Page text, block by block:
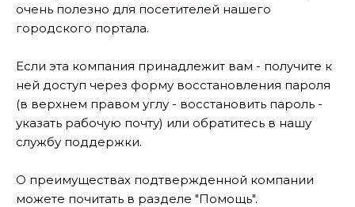
очень полезно для посетителей нашего
городского портала.
Если эта компания принадлежит вам - получите к
ней доступ через форму восстановления пароля
(в верхнем правом углу - восстановить пароль -
указать рабочую почту) или обратитесь в нашу
службу поддержки.
О преимуществах подтвержденной компании
можете почитать в разделе "Помощь".